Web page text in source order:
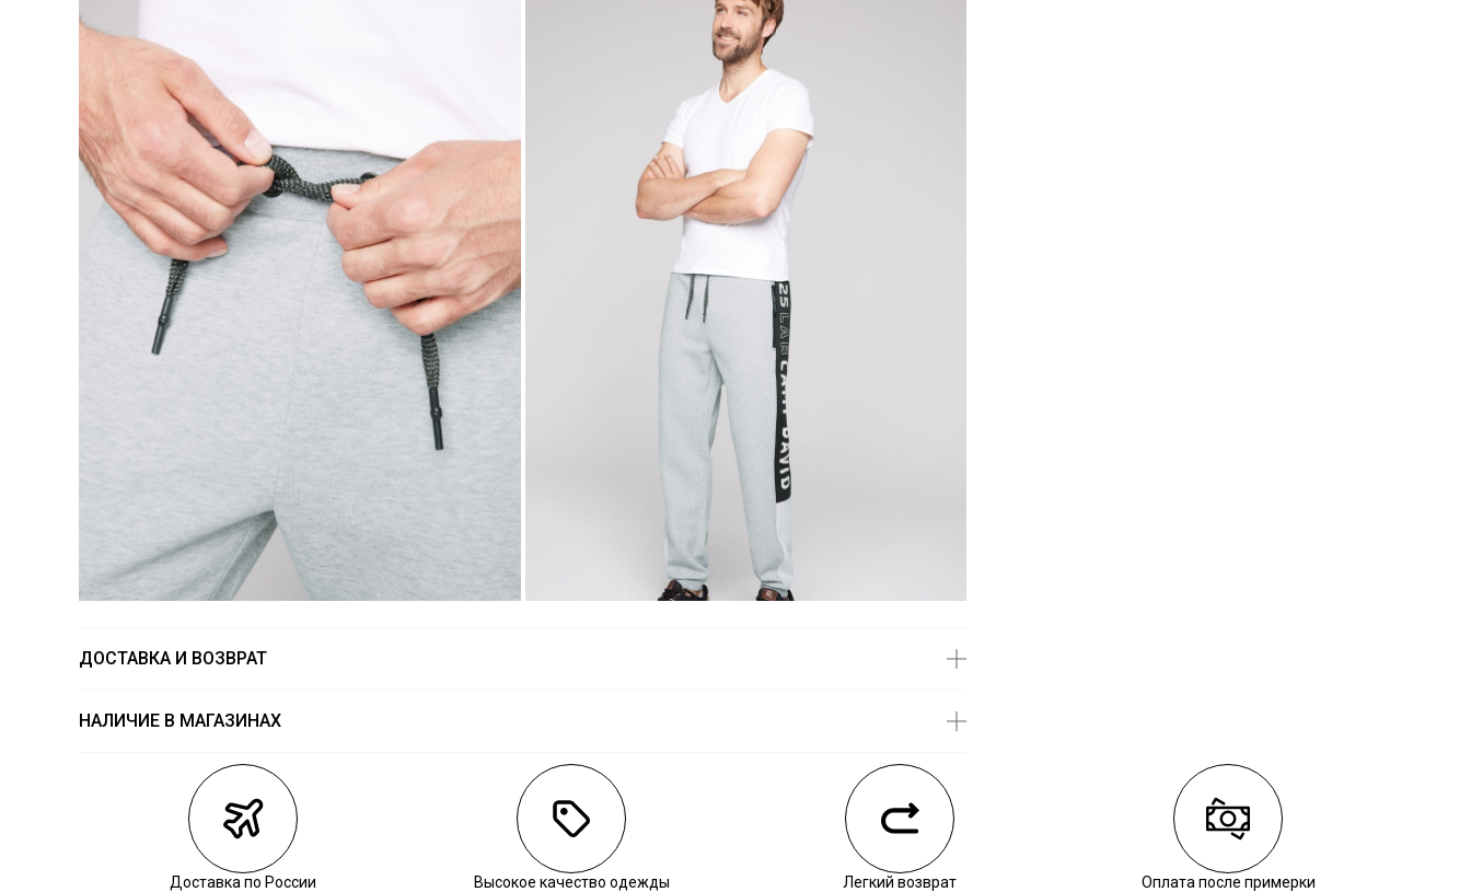
ДОСТАВКА И ВОЗВРАТ
Курьерская доставка СДЭК
Самовывоз из пункта выдачи СДЭК
Самовывоз из наших магазинов
НАЛИЧИЕ В МАГАЗИНАХ
Доставка по России Высокое качество одежды Легкий возврат Оплата после примерки